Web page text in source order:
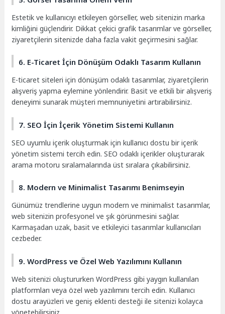
Estetik ve kullanıcıyı etkileyen görseller, web sitenizin marka
kimliğini güçlendirir. Dikkat çekici grafik tasarımlar ve görseller,
ziyaretçilerin sitenizde daha fazla vakit geçirmesini sağlar.
6. E-Ticaret İçin Dönüşüm Odaklı Tasarım Kullanın
E-ticaret siteleri için dönüşüm odaklı tasarımlar, ziyaretçilerin
alışveriş yapma eylemine yönlendirir. Basit ve etkili bir alışveriş
deneyimi sunarak müşteri memnuniyetini artırabilirsiniz.
7. SEO İçin İçerik Yönetim Sistemi Kullanın
SEO uyumlu içerik oluşturmak için kullanıcı dostu bir içerik
yönetim sistemi tercih edin. SEO odaklı içerikler oluşturarak
arama motoru sıralamalarında üst sıralara çıkabilirsiniz.
8. Modern ve Minimalist Tasarımı Benimseyin
Günümüz trendlerine uygun modern ve minimalist tasarımlar,
web sitenizin profesyonel ve şık görünmesini sağlar.
Karmaşadan uzak, basit ve etkileyici tasarımlar kullanıcıları
cezbeder.
9. WordPress ve Özel Web Yazılımını Kullanın
Web sitenizi oluştururken WordPress gibi yaygın kullanılan
platformları veya özel web yazılımını tercih edin. Kullanıcı
dostu arayüzleri ve geniş eklenti desteği ile sitenizi kolayca